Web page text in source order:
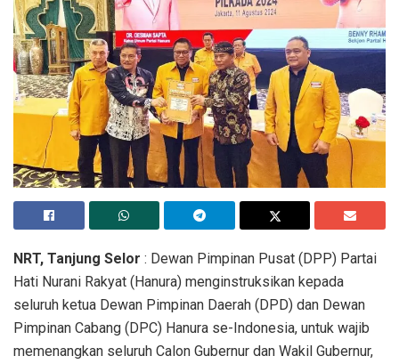
NRT, Tanjung Selor : Dewan Pimpinan Pusat (DPP) Partai
Hati Nurani Rakyat (Hanura) menginstruksikan kepada
seluruh ketua Dewan Pimpinan Daerah (DPD) dan Dewan
Pimpinan Cabang (DPC) Hanura se-Indonesia, untuk wajib
memenangkan seluruh Calon Gubernur dan Wakil Gubernur,